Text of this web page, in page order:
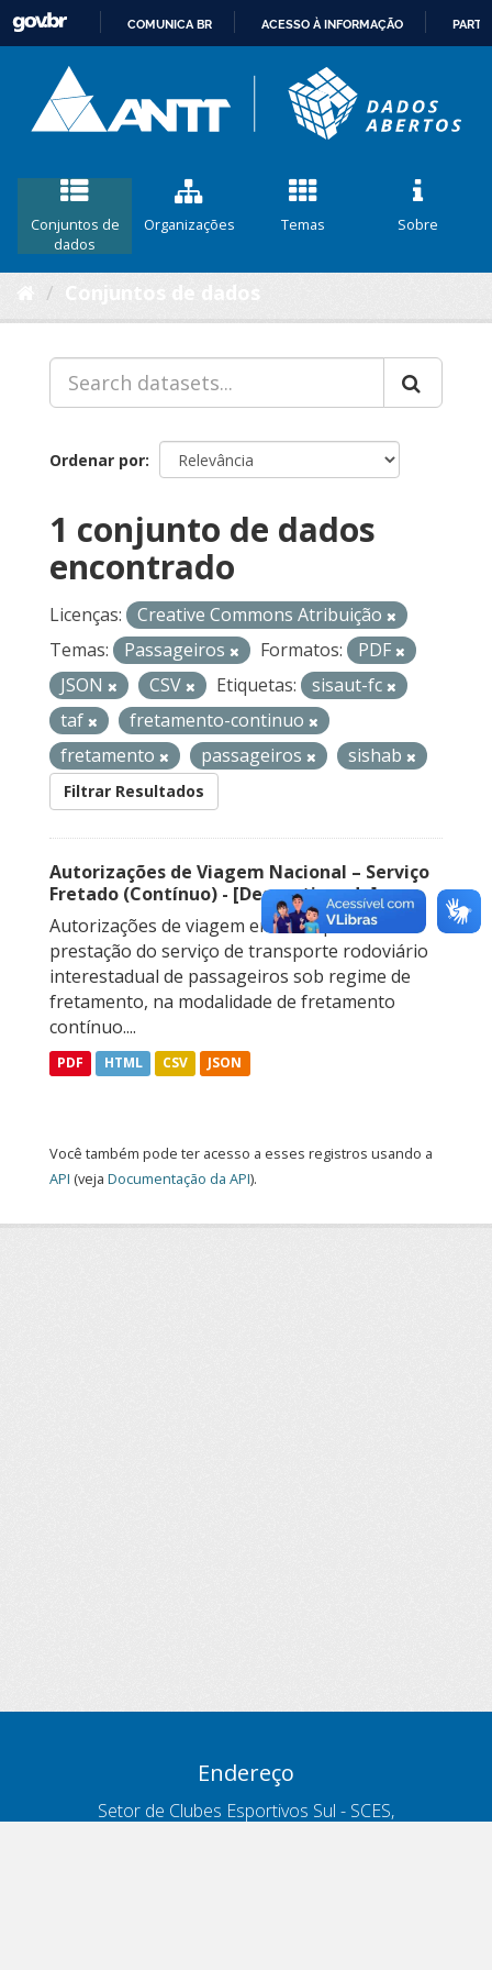
CONTEÚDO
COMUNICA BR ACESSO À INFORMAÇÃO
Conjuntos de
dados
Organizações Temas Sobre
Ordenar por
1 conjunto de dados
encontrado
Licenças:
Creative Commons Atribuição
Temas:
Passageiros Formatos:
PDF
JSON
CSV Etiquetas:
sisaut-fc
taf
fretamento-continuo
fretamento
passageiros sishab
Filtrar Resultados
Autorizações de Viagem Nacional – Serviço
Fretado (Contínuo) - [Descontinuado]
Autorizações de viagem emitidas para a
prestação do serviço de transporte rodoviário
interestadual de passageiros sob regime de
fretamento, na modalidade de fretamento
contínuo....
PDF HTML CSV JSON
Você também pode ter acesso a esses registros usando a
API (veja Documentação da API).
Endereço
Setor de Clubes Esportivos Sul - SCES,